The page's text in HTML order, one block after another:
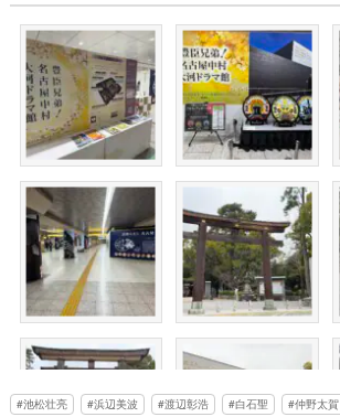
池松壮亮 浜辺美波 渡辺彰浩 白石聖 仲野太賀